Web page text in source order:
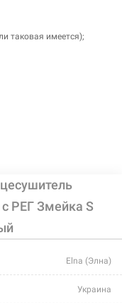
таковая имеется);
РЕГ Змейка S
Elna (Элна)
Украина